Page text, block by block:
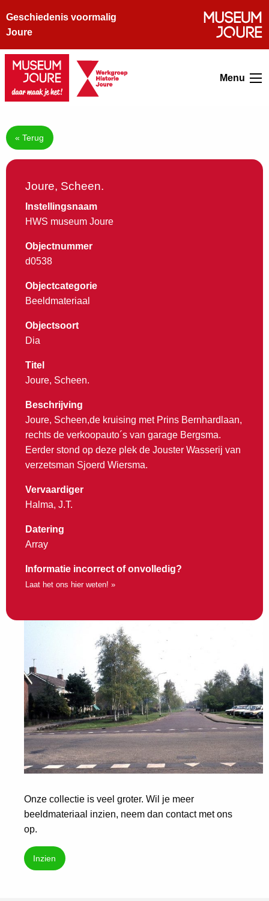
Geschiedenis voormalig
Joure
Menu
« Terug
Joure, Scheen.
Instellingsnaam
HWS museum Joure
Objectnummer
d0538
Objectcategorie
Beeldmateriaal
Objectsoort
Dia
Titel
Joure, Scheen.
Beschrijving
Joure, Scheen,de kruising met Prins Bernhardlaan,
rechts de verkoopauto´s van garage Bergsma.
Eerder stond op deze plek de Jouster Wasserij van
verzetsman Sjoerd Wiersma.
Vervaardiger
Halma, J.T.
Datering
Array
Informatie incorrect of onvolledig?
Laat het ons hier weten! »
Onze collectie is veel groter. Wil je meer
beeldmateriaal inzien, neem dan contact met ons
op.
Inzien